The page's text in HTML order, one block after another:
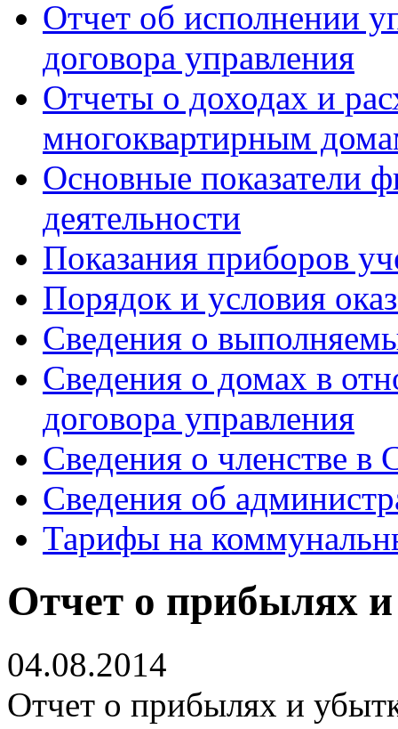
Отчет об исполнении
договора управления
Отчеты о доходах и
многоквартирным
Основные показатели
деятельности
Показания приборов
Порядок и условия
Сведения о
Сведения о домах в
договора управления
Сведения о членстве
Сведения об
Тарифы на
Отчет о прибылях и
04.08.2014
Отчет о прибылях и